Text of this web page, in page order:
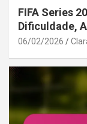
FIFA Series
Dificuldade,
06/02/2026